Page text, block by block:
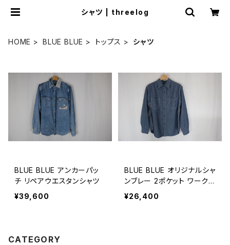
シャツ | threelog
HOME BLUE BLUE トップス シャツ
BLUE BLUE アンカーパッ
チ リペアウエスタンシャツ
¥39,600
BLUE BLUE オリジナルシャ
ンブレー 2ポケット ワークシ
ャツ
¥26,400
CATEGORY